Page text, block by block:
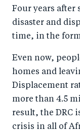
Four years after
disaster and
time, in the
Even now,
homes and
Displacement
more than 4.5
result, the DRC
crisis in all of